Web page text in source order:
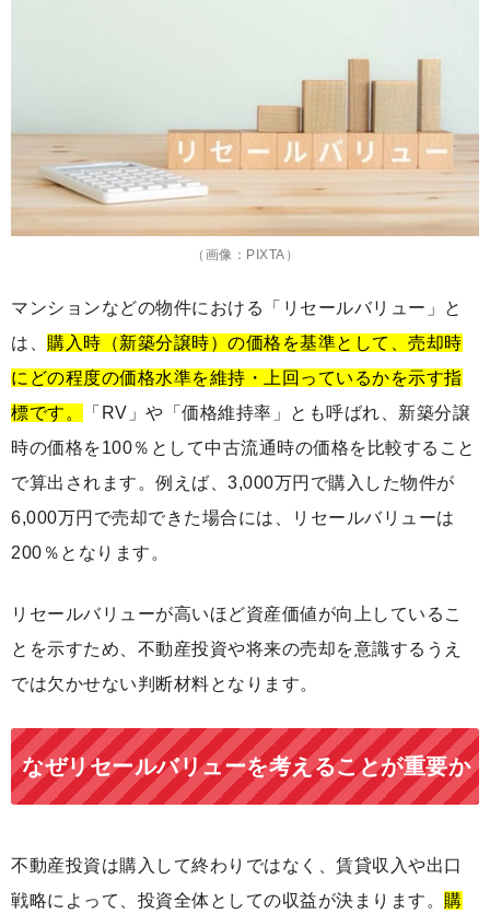
（画像：PIXTA）
マンションなどの物件における「リセールバリュー」と
は、 購入時（新築分譲時）の価格を基準として、売却時
にどの程度の価格水準を維持・上回っているかを示す指
標です。
「RV」や「価格維持率」とも呼ばれ、新築分譲
時の価格を100％として中古流通時の価格を比較すること
で算出されます。例えば、3,000万円で購入した物件が
6,000万円で売却できた場合には、リセールバリューは
200％となります。
リセールバリューが高いほど資産価値が向上しているこ
とを示すため、不動産投資や将来の売却を意識するうえ
では欠かせない判断材料となります。
なぜリセールバリューを考えることが重要か
不動産投資は購入して終わりではなく、賃貸収入や出口
戦略によって、投資全体としての収益が決まります。 購